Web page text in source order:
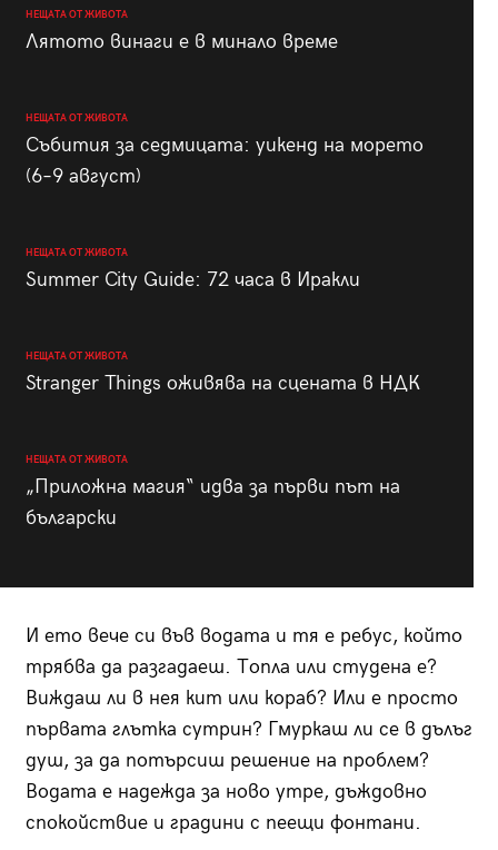
НЕЩАТА ОТ ЖИВОТА
Лятото винаги е в минало време
НЕЩАТА ОТ ЖИВОТА
Събития за седмицата: уикенд на морето
(6–9 август)
НЕЩАТА ОТ ЖИВОТА
Summer City Guide: 72 часа в Иракли
НЕЩАТА ОТ ЖИВОТА
Stranger Things оживява на сцената в НДК
НЕЩАТА ОТ ЖИВОТА
„Приложна магия“ идва за първи път на
български
И ето вече си във водата и тя е ребус, който
трябва да разгадаеш. Топла или студена е?
Виждаш ли в нея кит или кораб? Или е просто
първата глътка сутрин? Гмуркаш ли се в дълъг
душ, за да потърсиш решение на проблем?
Водата е надежда за ново утре, дъждовно
спокойствие и градини с пеещи фонтани.